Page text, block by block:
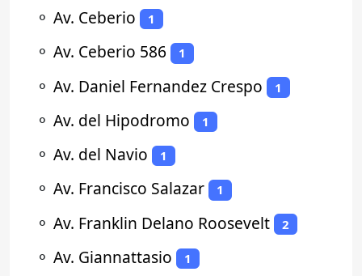
⚬ Av. Ceberio 1
⚬ Av. Ceberio 586 1
⚬ Av. Daniel Fernandez Crespo 1
⚬ Av. del Hipodromo 1
⚬ Av. del Navio 1
⚬ Av. Francisco Salazar 1
⚬ Av. Franklin Delano Roosevelt 2
⚬ Av. Giannattasio 1